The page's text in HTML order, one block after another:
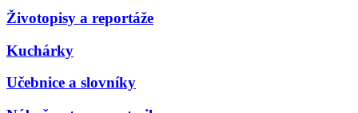
Životopisy a reportáže
Kuchárky
Učebnice a slovníky